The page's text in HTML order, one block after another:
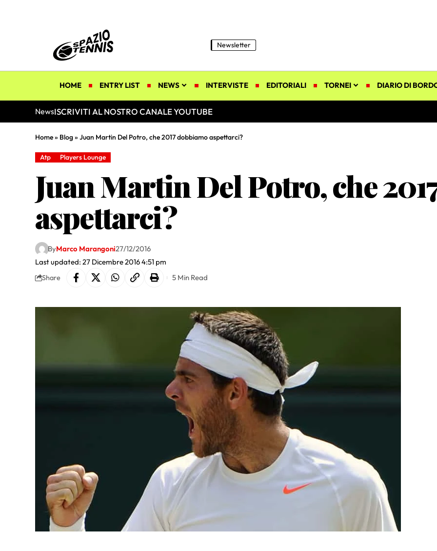
Newsletter
HOME ENTRY LIST NEWS INTERVISTE EDITORIALI TORNEI DIARIO DI
NewsISCRIVITI AL NOSTRO CANALE YOUTUBE
Home» Blog» Juan Martin Del Potro, che 2017 dobbiamo aspettarci?
Atp Players Lounge
Juan Martin Del Potro, che
aspettarci?
Last updated: 27 Dicembre 2016 4:51 pm
ByMarco Marangoni27/12/2016
Share 5 Min Read